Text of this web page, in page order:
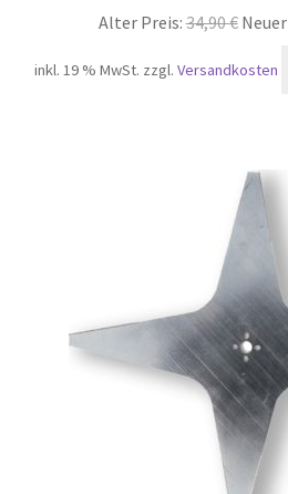
Alter Preis:34,90€
war:
inkl. 19 % MwSt. zzgl. Versandkosten